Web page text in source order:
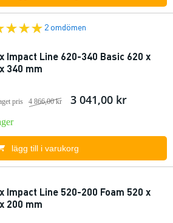
2 omdömen
Impact Line 620-340 Basic 620 x
340 mm
pris 4 866,00 kr 3 041,00 kr
lägg till i varukorg
Impact Line 520-200 Foam 520 x
200 mm